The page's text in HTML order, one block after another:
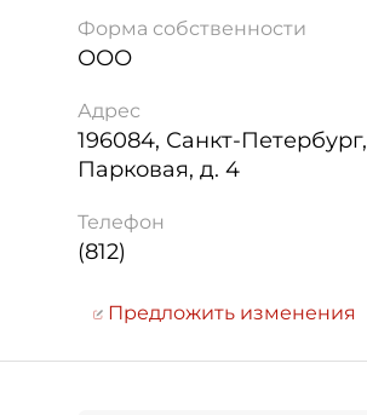
Форма собственности
ООО
Адрес
196084, Санкт-Петербург,
Парковая, д. 4
Телефон
(812)
Предложить изменения